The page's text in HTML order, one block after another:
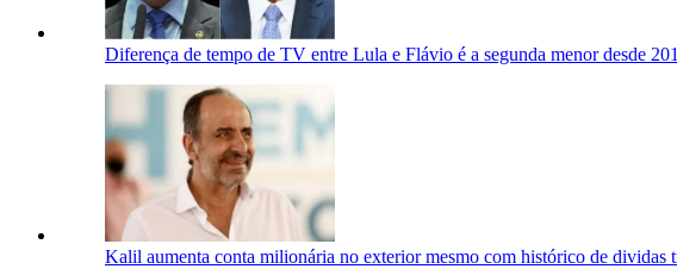
Diferença de tempo de TV entre Lula e Flávio é a segunda menor desde
Kalil aumenta conta milionária no exterior mesmo com histórico de dividas